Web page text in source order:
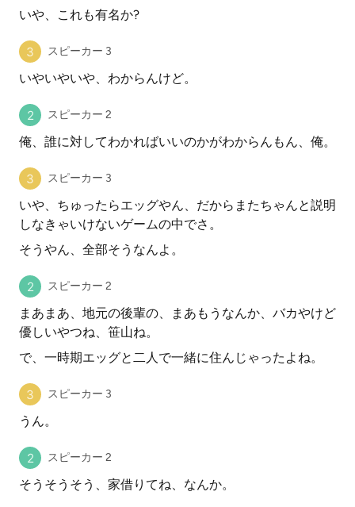
いや、これも有名か?
スピーカー 3
いやいやいや、わからんけど。
スピーカー 2
俺、誰に対してわかればいいのかがわからんもん、俺。
スピーカー 3
いや、ちゅったらエッグやん、だからまたちゃんと説明
しなきゃいけないゲームの中でさ。
そうやん、全部そうなんよ。
スピーカー 2
まあまあ、地元の後輩の、まあもうなんか、バカやけど
優しいやつね、笹山ね。
で、一時期エッグと二人で一緒に住んじゃったよね。
スピーカー 3
うん。
スピーカー 2
そうそうそう、家借りてね、なんか。